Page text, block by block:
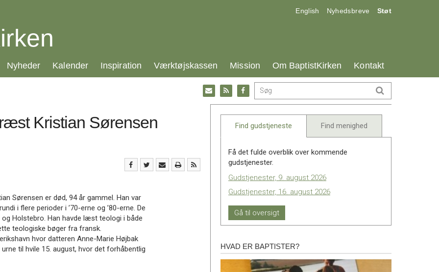
17.0:
English 18.0:
Nyhedsbreve 19.0:
Støt
21.0:
Nyheder 22.0:
Kalender 23.0:
Inspiration 24.0:
Værktøjskassen 25.0:
Mission 26.0:
Om BaptistKirken 27.0:
Kontakt
Gå
til:
Facebook
Gå
til:
RSS
feed
Gå
til:
Email
Kristian Sørensen
Sørensen er død, 94 år gammel. Han var
i flere perioder i ’70-erne og ’80-erne. De
Holstebro. Han havde læst teologi i både
teologiske bøger fra fransk.
hvor datteren Anne-Marie Højbak
til hvile 15. august, hvor det forhåbentlig
Find gudstjeneste Find menighed
Få det fulde overblik over kommende
gudstjenester.
Gudstjenester, 9. august 2026
Gudstjenester, 16. august 2026
Gå til oversigt
Hvad
er
baptister?
HVAD ER BAPTISTER?